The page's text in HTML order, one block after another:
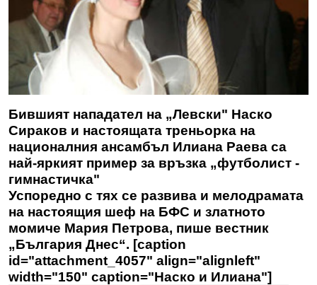
Бившият нападател на „Левски" Наско
Сираков и настоящата треньорка на
националния ансамбъл Илиана Раева са
най-яркият пример за връзка „футболист -
гимнастичка"
Успоредно с тях се развива и мелодрамата
на настоящия шеф на БФС и златното
момиче Мария Петрова, пише вестник
„България Днес“. [caption
id="attachment_4057" align="alignleft"
width="150" caption="Наско и Илиана"]